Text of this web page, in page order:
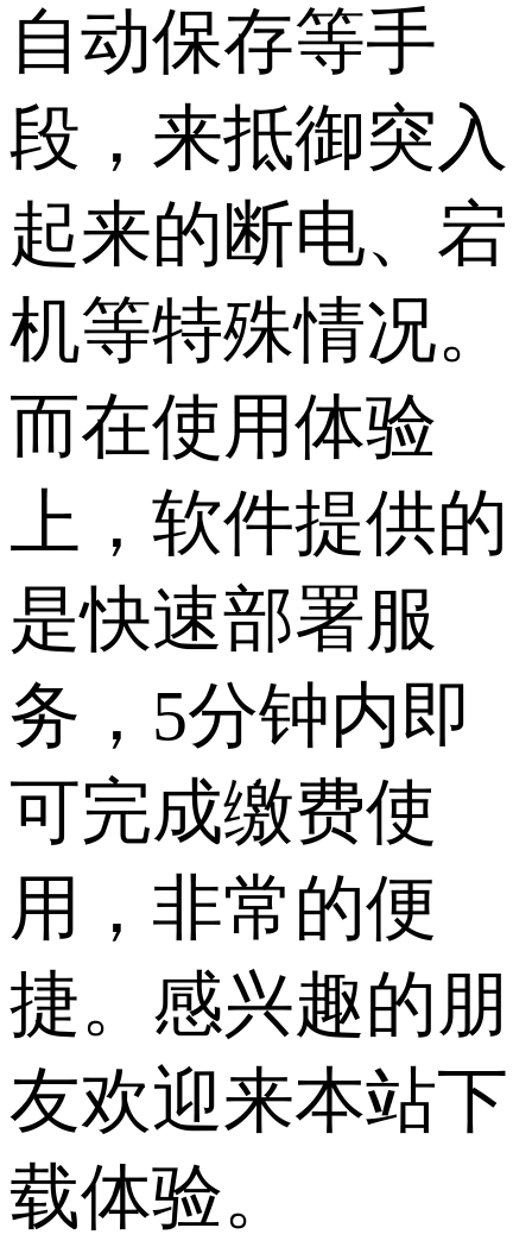
自动保存等手
段，来抵御突入
起来的断电、宕
机等特殊情况。
而在使用体验
上，软件提供的
是快速部署服
务，5分钟内即
可完成缴费使
用，非常的便
捷。感兴趣的朋
友欢迎来本站下
载体验。